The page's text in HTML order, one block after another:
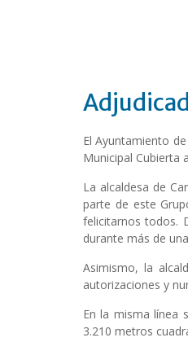
El Ayuntamiento
Municipal Cubierta
La alcaldesa de
parte de este
felicitarnos todos.
durante más de
Asimismo, la
autorizaciones y
En la misma línea
3.210 metros